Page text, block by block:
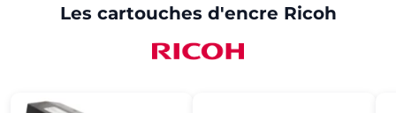
Les cartouches d'encre Ricoh